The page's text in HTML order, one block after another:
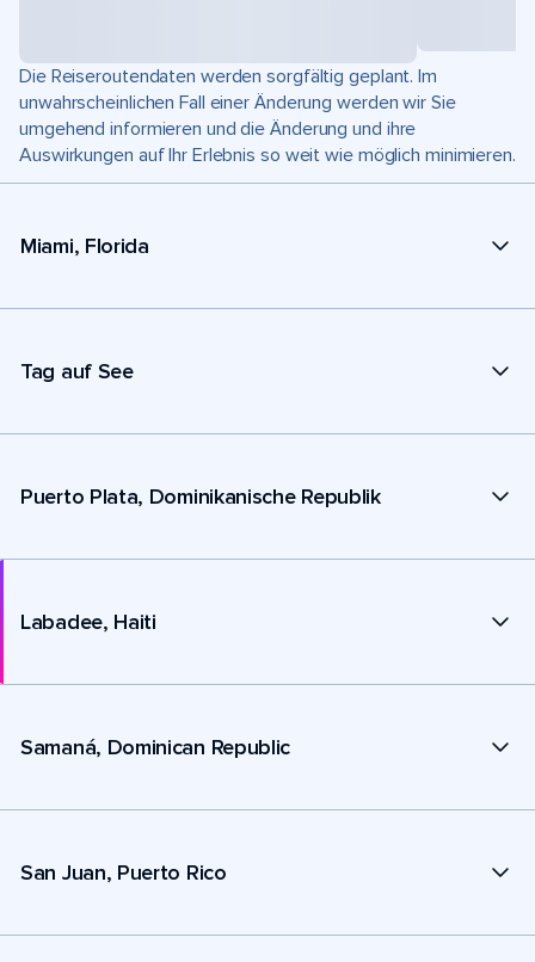
Die Reiseroutendaten werden sorgfältig geplant. Im
unwahrscheinlichen Fall einer Änderung werden wir Sie
umgehend informieren und die Änderung und ihre
Auswirkungen auf Ihr Erlebnis so weit wie möglich minimieren.
Miami, Florida
Tag auf See
Puerto Plata, Dominikanische Republik
Labadee, Haiti
Samaná, Dominican Republic
San Juan, Puerto Rico